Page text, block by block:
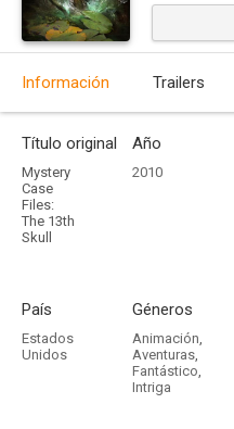
Información Trailers
Título original
Mystery
Case
Files:
The 13th
Skull
Año
2010
País
Estados
Unidos
Géneros
Animación,
Aventuras,
Fantástico,
Intriga